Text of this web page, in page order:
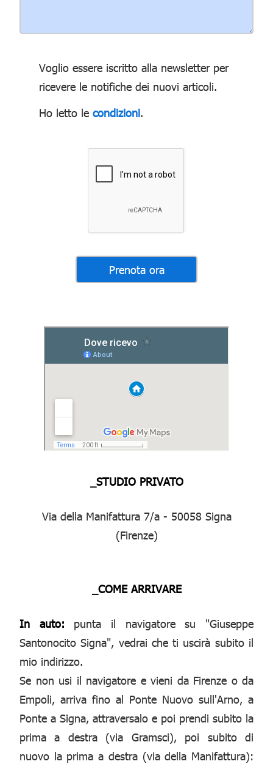
Voglio essere iscritto alla newsletter per
ricevere le notifiche dei nuovi articoli.
Ho letto le condizioni.
_STUDIO PRIVATO
Via della Manifattura 7/a - 50058 Signa
(Firenze)
_COME ARRIVARE
In auto: punta il navigatore su "Giuseppe
Santonocito Signa", vedrai che ti uscirà subito il
mio indirizzo.
Se non usi il navigatore e vieni da Firenze o da
Empoli, arriva fino al Ponte Nuovo sull'Arno, a
Ponte a Signa, attraversalo e poi prendi subito la
prima a destra (via Gramsci), poi subito di
nuovo la prima a destra (via della Manifattura):